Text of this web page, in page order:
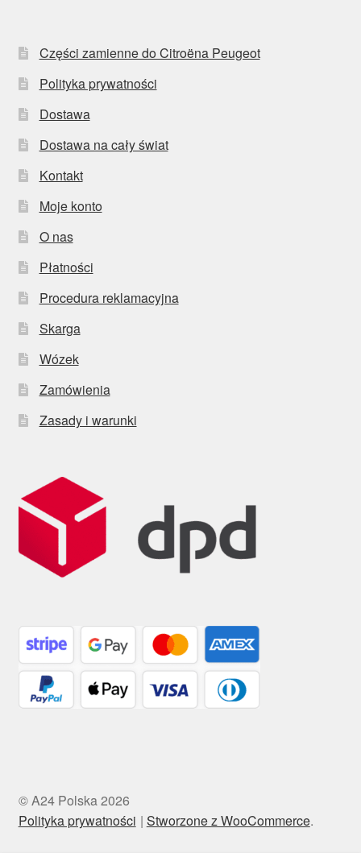
Części zamienne do Citroëna Peugeot
Polityka prywatności
Dostawa
Dostawa na cały świat
Kontakt
Moje konto
O nas
Płatności
Procedura reklamacyjna
Skarga
Wózek
Zamówienia
Zasady i warunki
© A24 Polska 2026
Polityka prywatności
Stworzone z WooCommerce.